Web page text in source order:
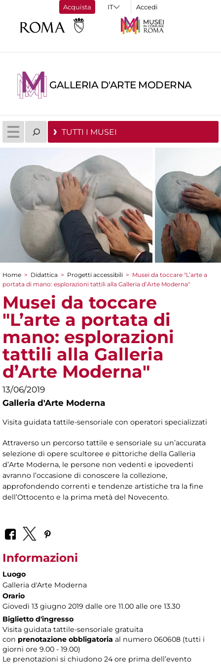
Acquista Accedi
GALLERIA D'ARTE MODERNA
TUTTI I MUSEI
Tu sei qui
Home > Didattica > Progetti accessibili > Musei da toccare "L’arte a
portata di mano: esplorazioni tattili alla Galleria d’Arte Moderna"
Musei da toccare
"L’arte a portata di
mano: esplorazioni
tattili alla Galleria
d’Arte Moderna"
13/06/2019
Galleria d'Arte Moderna
Visita guidata tattile-sensoriale con operatori specializzati
Attraverso un percorso tattile e sensoriale su un’accurata
selezione di opere scultoree e pittoriche della Galleria
d’Arte Moderna, le persone non vedenti e ipovedenti
avranno l’occasione di conoscere la collezione,
approfondendo correnti e tendenze artistiche tra la fine
dell’Ottocento e la prima metà del Novecento.
Informazioni
Luogo
Galleria d'Arte Moderna
Orario
Giovedì 13 giugno 2019 dalle ore 11.00 alle ore 13.30
Biglietto d'ingresso
Visita guidata tattile-sensoriale gratuita
con prenotazione obbligatoria al numero 060608 (tutti i
giorni ore 9.00 - 19.00)
Le prenotazioni si chiudono 24 ore prima dell’evento